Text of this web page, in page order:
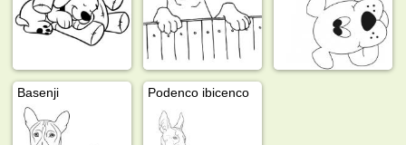
Basenji Podenco ibicenco